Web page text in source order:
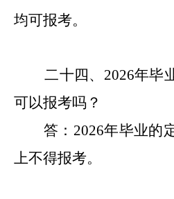
均可报考。
二十四、 2026年毕
可以报考吗？
答： 2026年毕业的
上不得报考。